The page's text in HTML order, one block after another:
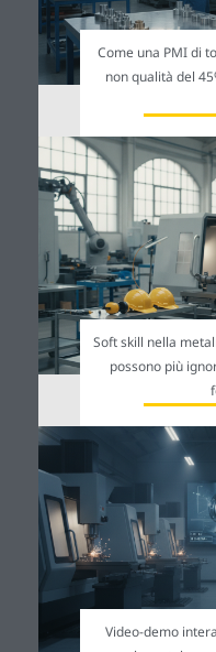
Come una PMI di
non qualità del
Soft skill nella
possono più
Video-demo